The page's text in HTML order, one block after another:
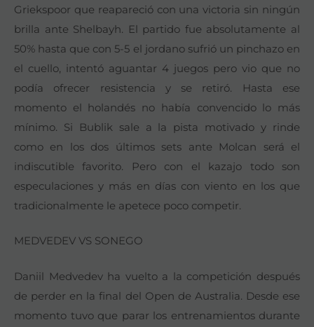
Griekspoor que reapareció con una victoria sin ningún
brilla ante Shelbayh. El partido fue absolutamente al
50% hasta que con 5-5 el jordano sufrió un pinchazo en
el cuello, intentó aguantar 4 juegos pero vio que no
podía ofrecer resistencia y se retiró. Hasta ese
momento el holandés no había convencido lo más
mínimo. Si Bublik sale a la pista motivado y rinde
como en los dos últimos sets ante Molcan será el
indiscutible favorito. Pero con el kazajo todo son
especulaciones y más en días con viento en los que
tradicionalmente le apetece poco competir.
MEDVEDEV VS SONEGO
Daniil Medvedev ha vuelto a la competición después
de perder en la final del Open de Australia. Desde ese
momento tuvo que parar los entrenamientos durante